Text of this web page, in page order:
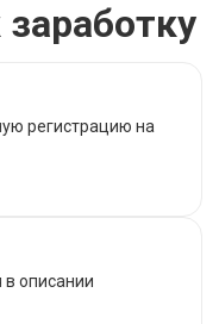
регистрацию на
в описании